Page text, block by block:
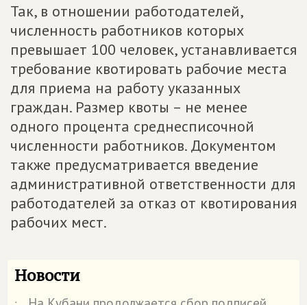
Так, в отношении работодателей,
численность работников которых
превышает 100 человек, устанавливается
требование квотировать рабочие места
для приема на работу указанных
граждан. Размер квоты – не менее
одного процента среднесписочной
численности работников. Документом
также предусматривается введение
административной ответственности для
работодателей за отказ от квотирования
рабочих мест.
Новости